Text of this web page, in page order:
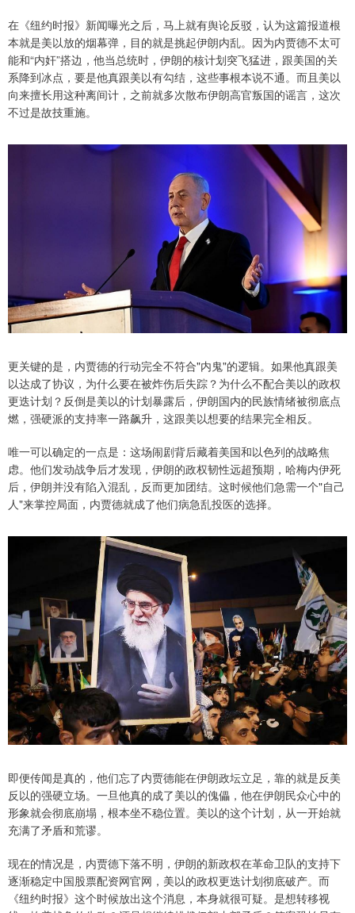
在《纽约时报》新闻曝光之后，马上就有舆论反驳，认为这篇报道根
本就是美以放的烟幕弹，目的就是挑起伊朗内乱。因为内贾德不太可
能和“内奸”搭边，他当总统时，伊朗的核计划突飞猛进，跟美国的关
系降到冰点，要是他真跟美以有勾结，这些事根本说不通。而且美以
向来擅长用这种离间计，之前就多次散布伊朗高官叛国的谣言，这次
不过是故技重施。
更关键的是，内贾德的行动完全不符合"内鬼"的逻辑。如果他真跟美
以达成了协议，为什么要在被炸伤后失踪？为什么不配合美以的政权
更迭计划？反倒是美以的计划暴露后，伊朗国内的民族情绪被彻底点
燃，强硬派的支持率一路飙升，这跟美以想要的结果完全相反。
唯一可以确定的一点是：这场闹剧背后藏着美国和以色列的战略焦
虑。他们发动战争后才发现，伊朗的政权韧性远超预期，哈梅内伊死
后，伊朗并没有陷入混乱，反而更加团结。这时候他们急需一个"自己
人"来掌控局面，内贾德就成了他们病急乱投医的选择。
即便传闻是真的，他们忘了内贾德能在伊朗政坛立足，靠的就是反美
反以的强硬立场。一旦他真的成了美以的傀儡，他在伊朗民众心中的
形象就会彻底崩塌，根本坐不稳位置。美以的这个计划，从一开始就
充满了矛盾和荒谬。
现在的情况是，内贾德下落不明，伊朗的新政权在革命卫队的支持下
逐渐稳定中国股票配资网官网，美以的政权更迭计划彻底破产。而
《纽约时报》这个时候放出这个消息，本身就很可疑。是想转移视